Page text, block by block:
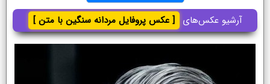
آرشیو عکس‌های [ عکس پروفایل مردانه سنگین با متن ]